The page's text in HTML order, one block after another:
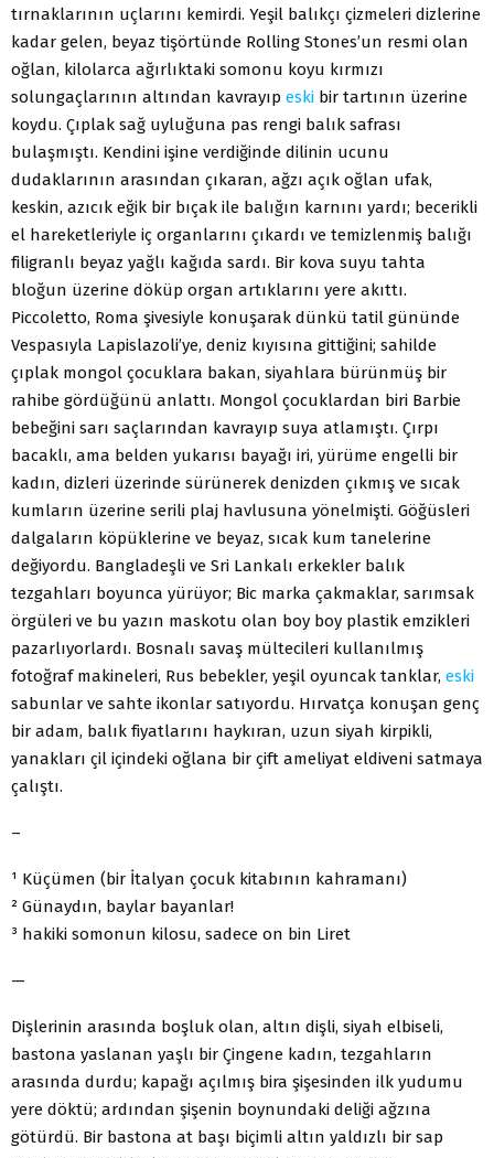
tırnaklarının uçlarını kemirdi. Yeşil balıkçı çizmeleri dizlerine
kadar gelen, beyaz tişörtünde Rolling Stones’un resmi olan
oğlan, kilolarca ağırlıktaki somonu koyu kırmızı
solungaçlarının altından kavrayıp eski bir tartının üzerine
koydu. Çıplak sağ uyluğuna pas rengi balık safrası
bulaşmıştı. Kendini işine verdiğinde dilinin ucunu
dudaklarının arasından çıkaran, ağzı açık oğlan ufak,
keskin, azıcık eğik bir bıçak ile balığın karnını yardı; becerikli
el hareketleriyle iç organlarını çıkardı ve temizlenmiş balığı
filigranlı beyaz yağlı kağıda sardı. Bir kova suyu tahta
bloğun üzerine döküp organ artıklarını yere akıttı.
Piccoletto, Roma şivesiyle konuşarak dünkü tatil gününde
Vespasıyla Lapislazoli’ye, deniz kıyısına gittiğini; sahilde
çıplak mongol çocuklara bakan, siyahlara bürünmüş bir
rahibe gördüğünü anlattı. Mongol çocuklardan biri Barbie
bebeğini sarı saçlarından kavrayıp suya atlamıştı. Çırpı
bacaklı, ama belden yukarısı bayağı iri, yürüme engelli bir
kadın, dizleri üzerinde sürünerek denizden çıkmış ve sıcak
kumların üzerine serili plaj havlusuna yönelmişti. Göğüsleri
dalgaların köpüklerine ve beyaz, sıcak kum tanelerine
değiyordu. Bangladeşli ve Sri Lankalı erkekler balık
tezgahları boyunca yürüyor; Bic marka çakmaklar, sarımsak
örgüleri ve bu yazın maskotu olan boy boy plastik emzikleri
pazarlıyorlardı. Bosnalı savaş mültecileri kullanılmış
fotoğraf makineleri, Rus bebekler, yeşil oyuncak tanklar, eski
sabunlar ve sahte ikonlar satıyordu. Hırvatça konuşan genç
bir adam, balık fiyatlarını haykıran, uzun siyah kirpikli,
yanakları çil içindeki oğlana bir çift ameliyat eldiveni satmaya
çalıştı.
–
¹ Küçümen (bir İtalyan çocuk kitabının kahramanı)
² Günaydın, baylar bayanlar!
³ hakiki somonun kilosu, sadece on bin Liret
—
Dişlerinin arasında boşluk olan, altın dişli, siyah elbiseli,
bastona yaslanan yaşlı bir Çingene kadın, tezgahların
arasında durdu; kapağı açılmış bira şişesinden ilk yudumu
yere döktü; ardından şişenin boynundaki deliği ağzına
götürdü. Bir bastona at başı biçimli altın yaldızlı bir sap